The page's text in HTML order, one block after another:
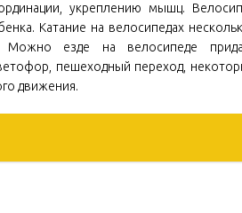
укреплению мышц.
Катание на велосипедах
Можно езде на велосипеде
пешеходный переход,
движения.